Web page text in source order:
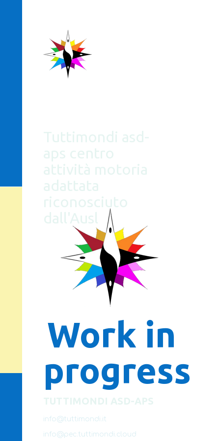
Tuttimondi asd-
aps centro
attività motoria
adattata
riconosciuto
dall'Ausl
Work in
progress
TUTTIMONDI ASD-APS
info@tuttimondi.it
info@pec.tuttimondi.cloud